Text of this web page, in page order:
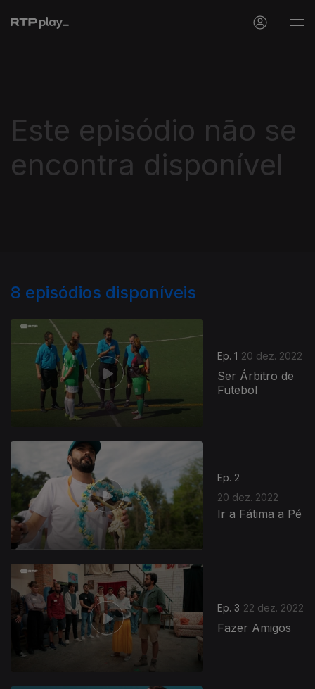
Este episódio não se
encontra disponível
8 episódios disponíveis
Ep. 1 20 dez. 2022
Ser Árbitro de
Futebol
Ep. 2
20 dez. 2022
Ir a Fátima a Pé
Ep. 3 22 dez. 2022
Fazer Amigos